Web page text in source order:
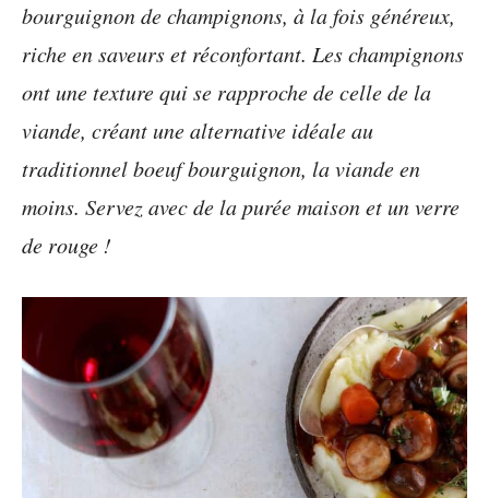
bourguignon de champignons, à la fois généreux,
riche en saveurs et réconfortant. Les champignons
ont une texture qui se rapproche de celle de la
viande, créant une alternative idéale au
traditionnel boeuf bourguignon, la viande en
moins. Servez avec de la purée maison et un verre
de rouge !